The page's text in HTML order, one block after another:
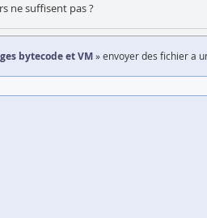
ne suffisent pas ?
bytecode et VM envoyer des fichier a